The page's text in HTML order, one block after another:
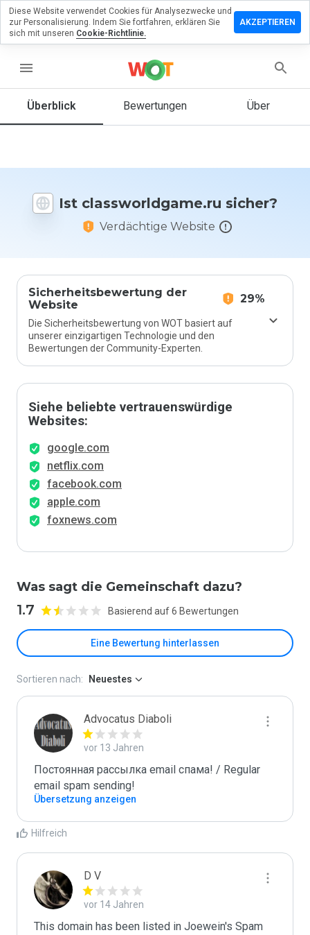
menu
Überblick Bewertungen Über
Ist classworldgame.ru sicher?
Verdächtige Website
Sicherheitsbewertung der
Website
29%
Die Sicherheitsbewertung von WOT basiert auf
unserer einzigartigen Technologie und den
Bewertungen der Community-Experten.
Siehe beliebte vertrauenswürdige
Websites:
google.com
netflix.com
facebook.com
apple.com
foxnews.com
Was sagt die Gemeinschaft dazu?
1.7 Basierend auf 6 Bewertungen
Eine Bewertung hinterlassen
Sie
zu
Wie
Website
Skala von
1 bis 5
bewerten?
Sortieren nach: Neuestes
Advocatus Diaboli
vor 13 Jahren
Постоянная рассылка email спама! / Regular
email spam sending!
Übersetzung anzeigen
Hilfreich
D V
vor 14 Jahren
This domain has been listed in Joewein's Spam
Diese Website verwendet Cookies für Analysezwecke und
zur Personalisierung. Indem Sie fortfahren, erklären Sie
sich mit unseren Cookie-Richtlinie.
AKZEPTIEREN